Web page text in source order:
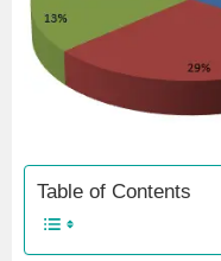
Table of Contents